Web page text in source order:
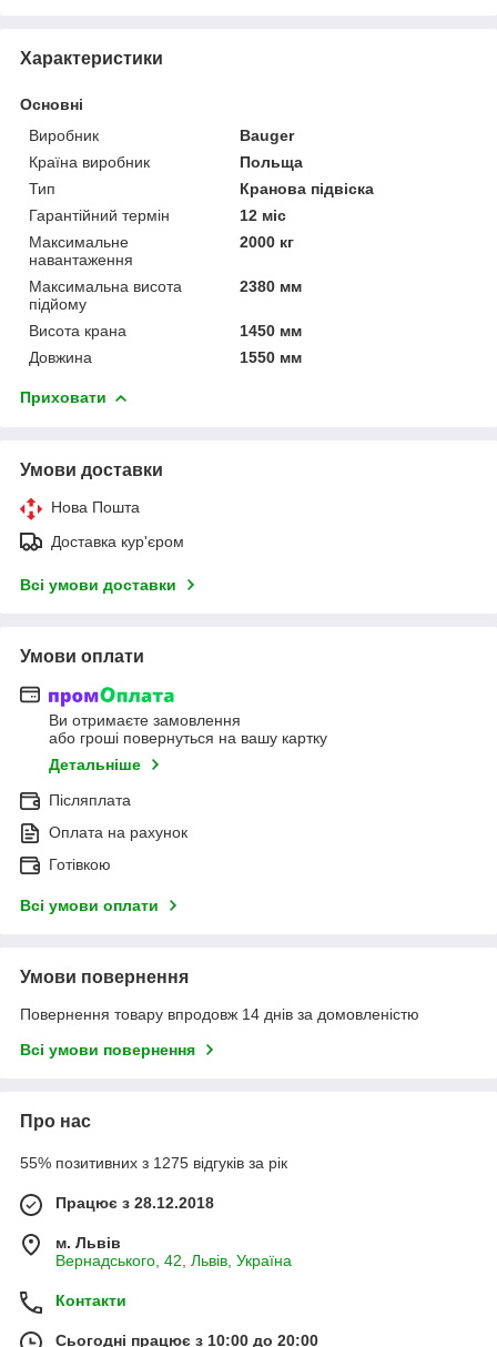
Характеристики
Основні
Виробник
Bauger
Країна виробник
Польща
Тип
Кранова підвіска
Гарантійний термін
12 міс
Максимальне
навантаження
2000 кг
Максимальна висота
підйому
2380 мм
Висота крана
1450 мм
Довжина
1550 мм
Приховати
Умови доставки
Нова Пошта
Доставка кур'єром
Всі умови доставки
Умови оплати
Ви отримаєте замовлення
або гроші повернуться на вашу картку
Детальніше
Післяплата
Оплата на рахунок
Готівкою
Всі умови оплати
Умови повернення
Повернення товару впродовж 14 днів за домовленістю
Всі умови повернення
Про нас
55% позитивних з 1275 відгуків за рік
Працює з 28.12.2018
м. Львів
Вернадського, 42, Львів, Україна
Контакти
Сьогодні працює з 10:00 до 20:00